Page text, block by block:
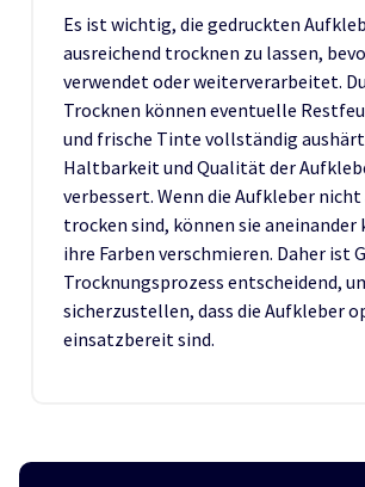
Es ist wichtig, die gedruckten
ausreichend trocknen zu lassen,
verwendet oder weiterverarbeitet.
Trocknen können eventuelle
und frische Tinte vollständig
Haltbarkeit und Qualität der
verbessert. Wenn die Aufkleber nicht
trocken sind, können sie aneinander
ihre Farben verschmieren. Daher ist
Trocknungsprozess entscheidend,
sicherzustellen, dass die Aufkleber
einsatzbereit sind.